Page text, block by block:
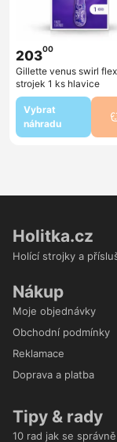
20300
Gillette venus swirl
strojek 1 ks hlavice
Vybrat
náhradu
Holitka.cz
Holící strojky a
Nákup
Moje objednávky
Obchodní podmínky
Reklamace
Doprava a platba
Tipy & rady
10 rad jak se